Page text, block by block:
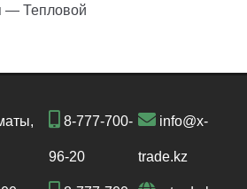
— Тепловой
8-777-700-
96-20
info@x-
trade.kz